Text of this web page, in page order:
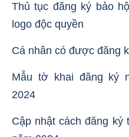
Thủ tục đăng ký bảo
logo độc quyền
Cá nhân có được đăng
Mẫu tờ khai đăng ký
2024
Cập nhật cách đăng ký